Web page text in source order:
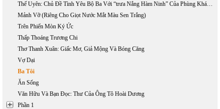
Thế Uyên: Chủ Đề Tình Yêu Bộ Ba Với “trưa Nắng Hàm Ninh” Của Phùng Khánh Minh
Mảnh Vỡ (Riêng Cho Giọt Nước Mắt Màu Sen Trắng)
Trên Phiến Mòn Ký Ức
Thấp Thoáng Trương Chi
Thơ Thanh Xuân: Giấc Mơ, Giả Mộng Và Bóng Căng
Vợ Dại
Ba Tôi
Ăn Sống
Văn Hữu Và Bạn Đọc: Thư Của Ông Tô Hoài Dương
Phần 1